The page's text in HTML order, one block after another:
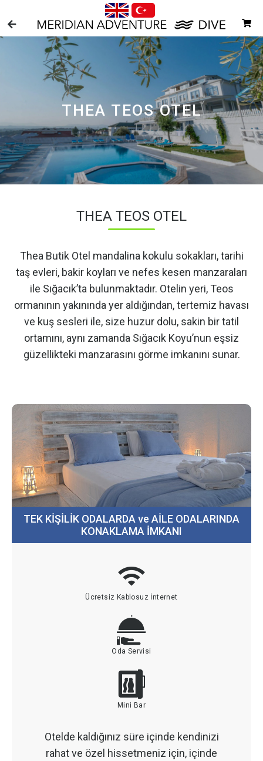
THEA TEOS OTEL
THEA TEOS OTEL
Thea Butik Otel mandalina kokulu sokakları, tarihi
taş evleri, bakir koyları ve nefes kesen manzaraları
ile Sığacık’ta bulunmaktadır. Otelin yeri, Teos
ormanının yakınında yer aldığından, tertemiz havası
ve kuş sesleri ile, size huzur dolu, sakin bir tatil
ortamını, aynı zamanda Sığacık Koyu’nun eşsiz
güzellikteki manzarasını görme imkanını sunar.
TEK KİŞİLİK ODALARDA ve AİLE ODALARINDA
KONAKLAMA İMKANI
Ücretsiz Kablosuz İnternet
Oda Servisi
Mini Bar
Otelde kaldığınız süre içinde kendinizi
rahat ve özel hissetmeniz için, içinde